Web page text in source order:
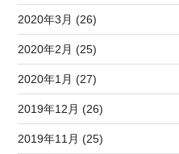
2020年3月 (26)
2020年2月 (25)
2020年1月 (27)
2019年12月 (26)
2019年11月 (25)